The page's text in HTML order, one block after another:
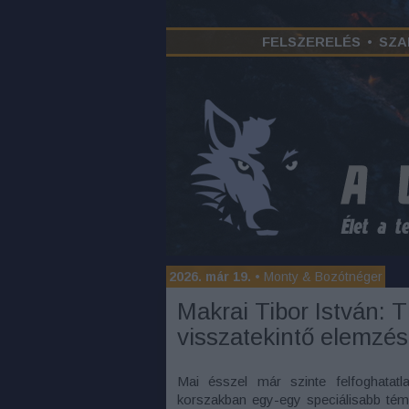
FELSZERELÉS •
2026. már 19. • Monty & Bozótnéger
Makrai Tibor István:
visszatekintő elemzés
Mai ésszel már szinte
korszakban egy-egy speciálisabb